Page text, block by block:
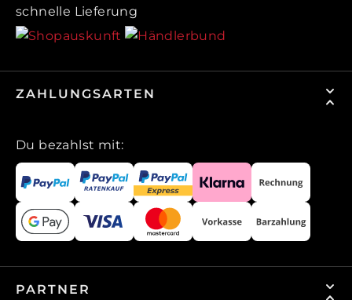
schnelle Lieferung
ZAHLUNGSARTEN
Du bezahlst mit:
PARTNER